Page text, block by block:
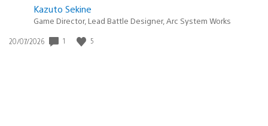
Kazuto Sekine
Game Director, Lead Battle Designer, Arc System Works
Data
20/07/2026 1 5